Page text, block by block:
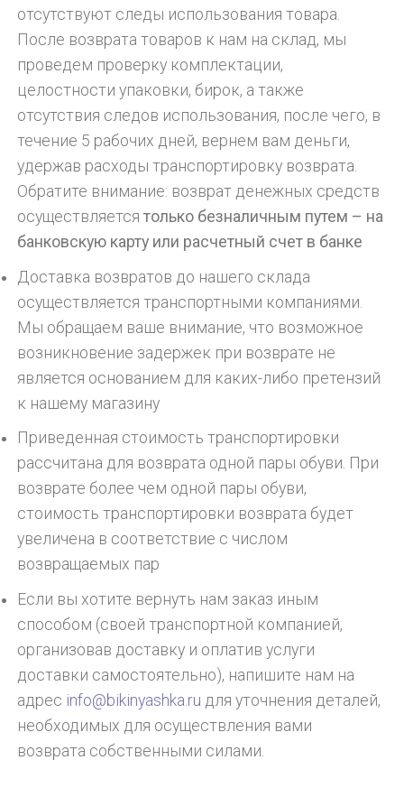
отсутствуют следы использования товара.
После возврата товаров к нам на склад, мы
проведем проверку комплектации,
целостности упаковки, бирок, а также
отсутствия следов использования, после чего, в
течение 5 рабочих дней, вернем вам деньги,
удержав расходы транспортировку возврата.
Обратите внимание: возврат денежных средств
осуществляется только безналичным путем – на
банковскую карту или расчетный счет в банке
Доставка возвратов до нашего склада
осуществляется транспортными компаниями.
Мы обращаем ваше внимание, что возможное
возникновение задержек при возврате не
является основанием для каких-либо претензий
к нашему магазину
Приведенная стоимость транспортировки
рассчитана для возврата одной пары обуви. При
возврате более чем одной пары обуви,
стоимость транспортировки возврата будет
увеличена в соответствие с числом
возвращаемых пар
Если вы хотите вернуть нам заказ иным
способом (своей транспортной компанией,
организовав доставку и оплатив услуги
доставки самостоятельно), напишите нам на
адрес info@bikinyashka.ru для уточнения деталей,
необходимых для осуществления вами
возврата собственными силами.